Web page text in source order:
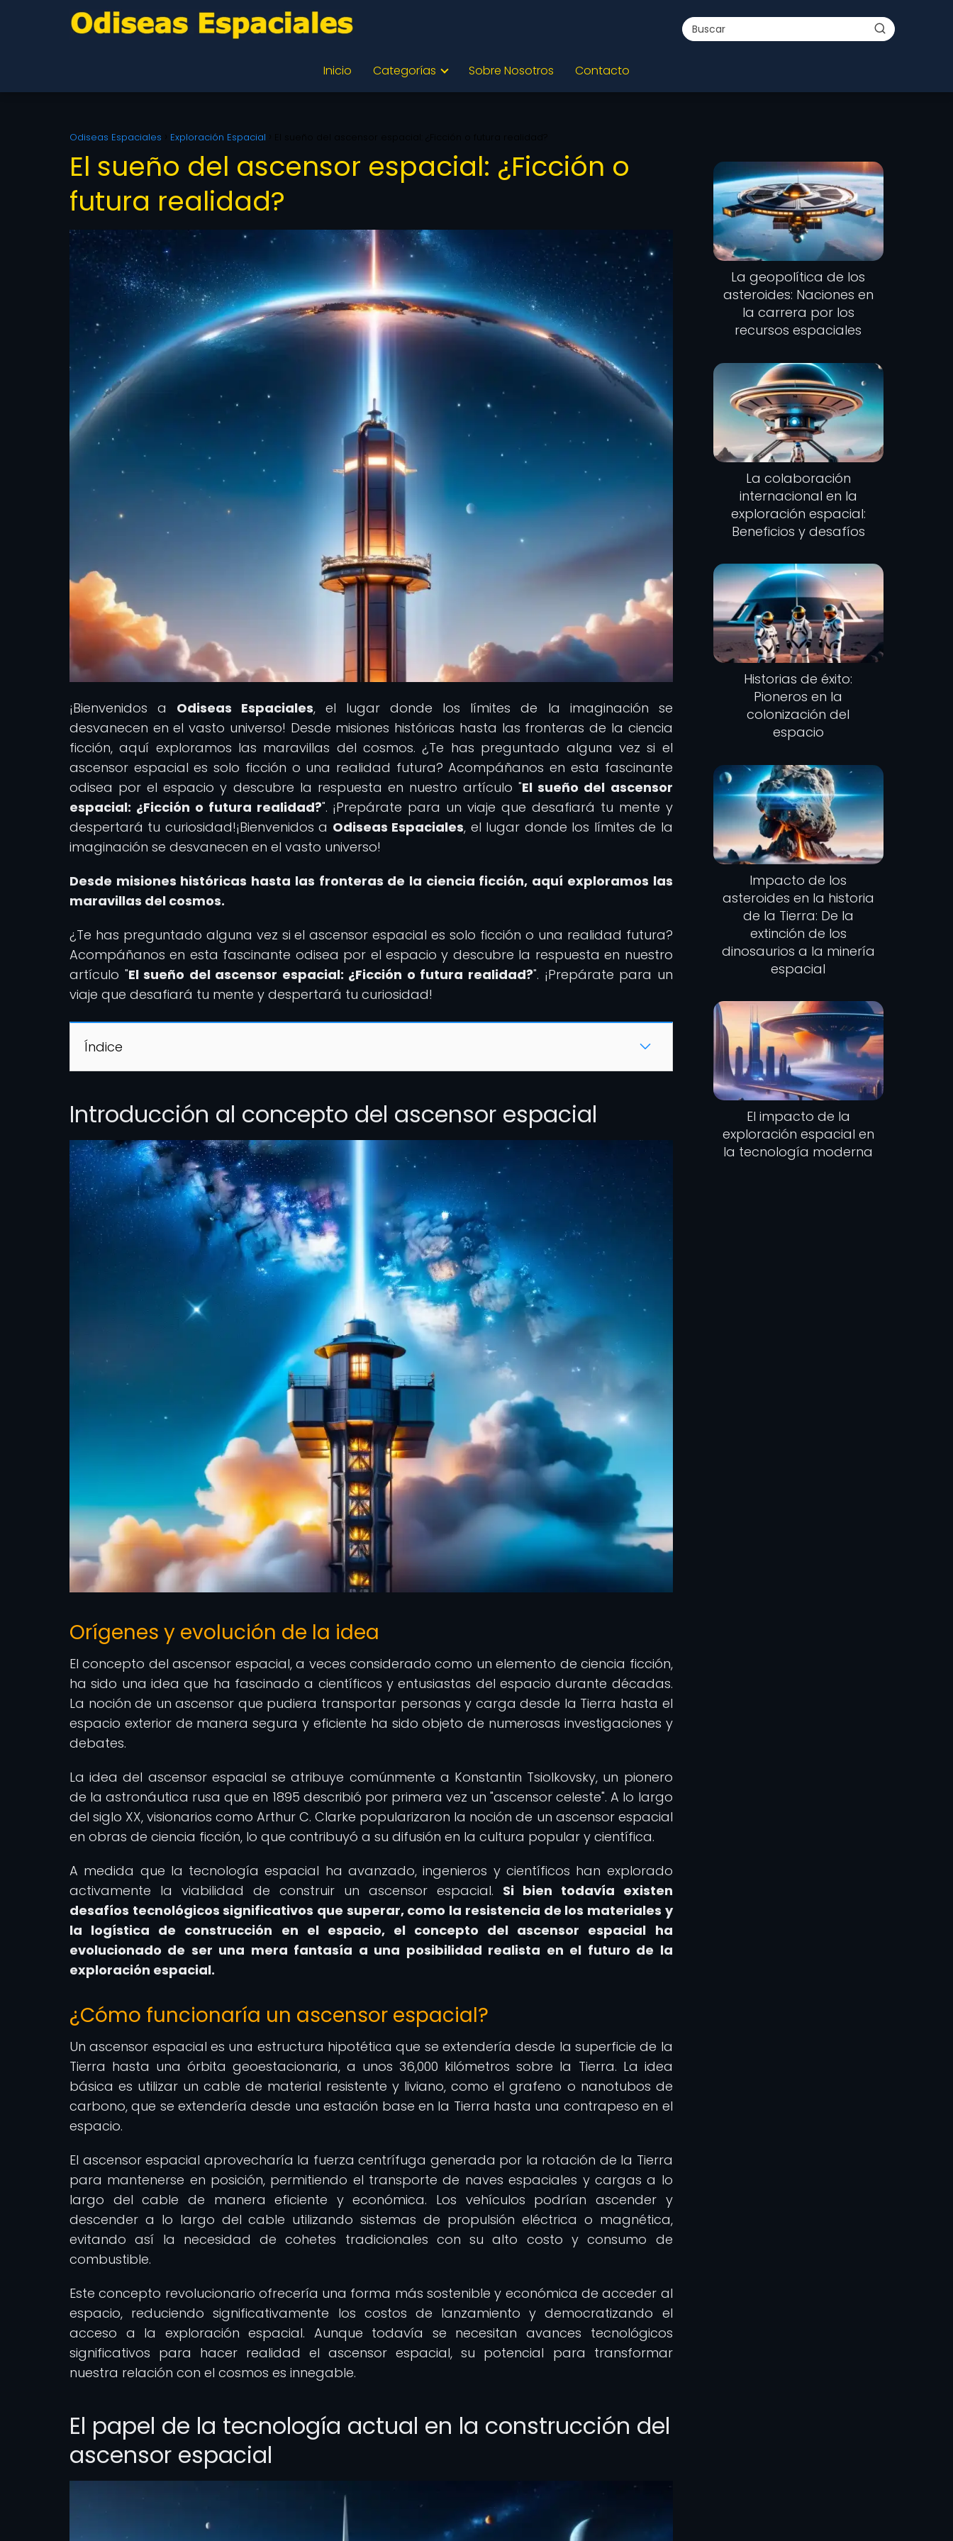
Inicio Categorías Sobre Nosotros Contacto
Odiseas Espaciales Exploración Espacial
El sueño del ascensor espacial: ¿Ficción o
futura realidad?
¡Bienvenidos a Odiseas Espaciales, el lugar donde los límites de la imaginación se
desvanecen en el vasto universo! Desde misiones históricas hasta las fronteras de la ciencia
ficción, aquí exploramos las maravillas del cosmos. ¿Te has preguntado alguna vez si el
ascensor espacial es solo ficción o una realidad futura? Acompáñanos en esta fascinante
odisea por el espacio y descubre la respuesta en nuestro artículo "El sueño del ascensor
espacial: ¿Ficción o futura realidad?". ¡Prepárate para un viaje que desafiará tu mente y
despertará tu curiosidad!¡Bienvenidos a Odiseas Espaciales, el lugar donde los límites de la
imaginación se desvanecen en el vasto universo!
Desde misiones históricas hasta las fronteras de la ciencia ficción, aquí exploramos las
maravillas del cosmos.
¿Te has preguntado alguna vez si el ascensor espacial es solo ficción o una realidad futura?
Acompáñanos en esta fascinante odisea por el espacio y descubre la respuesta en nuestro
artículo "El sueño del ascensor espacial: ¿Ficción o futura realidad?". ¡Prepárate para un
viaje que desafiará tu mente y despertará tu curiosidad!
Índice
Introducción al concepto del ascensor espacial
Orígenes y evolución de la idea
El concepto del ascensor espacial, a veces considerado como un elemento de ciencia ficción,
ha sido una idea que ha fascinado a científicos y entusiastas del espacio durante décadas.
La noción de un ascensor que pudiera transportar personas y carga desde la Tierra hasta el
espacio exterior de manera segura y eficiente ha sido objeto de numerosas investigaciones y
debates.
La idea del ascensor espacial se atribuye comúnmente a Konstantin Tsiolkovsky, un pionero
de la astronáutica rusa que en 1895 describió por primera vez un "ascensor celeste". A lo largo
del siglo XX, visionarios como Arthur C. Clarke popularizaron la noción de un ascensor espacial
en obras de ciencia ficción, lo que contribuyó a su difusión en la cultura popular y científica.
A medida que la tecnología espacial ha avanzado, ingenieros y científicos han explorado
activamente la viabilidad de construir un ascensor espacial. Si bien todavía existen
desafíos tecnológicos significativos que superar, como la resistencia de los materiales y
la logística de construcción en el espacio, el concepto del ascensor espacial ha
evolucionado de ser una mera fantasía a una posibilidad realista en el futuro de la
exploración espacial.
¿Cómo funcionaría un ascensor espacial?
Un ascensor espacial es una estructura hipotética que se extendería desde la superficie de la
Tierra hasta una órbita geoestacionaria, a unos 36,000 kilómetros sobre la Tierra. La idea
básica es utilizar un cable de material resistente y liviano, como el grafeno o nanotubos de
carbono, que se extendería desde una estación base en la Tierra hasta una contrapeso en el
espacio.
El ascensor espacial aprovecharía la fuerza centrífuga generada por la rotación de la Tierra
para mantenerse en posición, permitiendo el transporte de naves espaciales y cargas a lo
largo del cable de manera eficiente y económica. Los vehículos podrían ascender y
descender a lo largo del cable utilizando sistemas de propulsión eléctrica o magnética,
evitando así la necesidad de cohetes tradicionales con su alto costo y consumo de
combustible.
Este concepto revolucionario ofrecería una forma más sostenible y económica de acceder al
espacio, reduciendo significativamente los costos de lanzamiento y democratizando el
acceso a la exploración espacial. Aunque todavía se necesitan avances tecnológicos
significativos para hacer realidad el ascensor espacial, su potencial para transformar
nuestra relación con el cosmos es innegable.
El papel de la tecnología actual en la construcción del
ascensor espacial
La geopolítica de los
asteroides: Naciones en
la carrera por los
recursos espaciales
La colaboración
internacional en la
exploración espacial:
Beneficios y desafíos
Historias de éxito:
Pioneros en la
colonización del
espacio
Impacto de los
asteroides en la historia
de la Tierra: De la
extinción de los
dinosaurios a la minería
espacial
El impacto de la
exploración espacial en
la tecnología moderna